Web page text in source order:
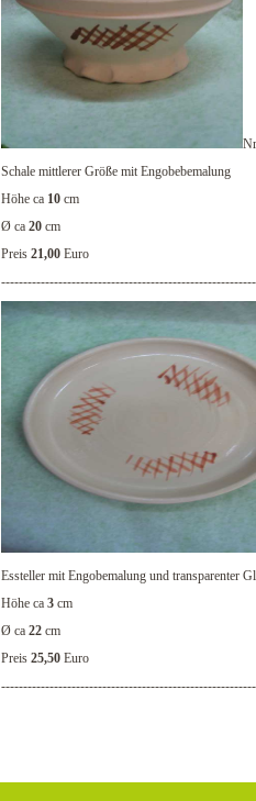
Schale mittlerer Größe mit Engobebemalung
Höhe ca 10 cm
Ø ca 20 cm
Preis 21,00 Euro
Essteller mit Engobemalung und transparenter
Höhe ca 3 cm
Ø ca 22 cm
Preis 25,50 Euro